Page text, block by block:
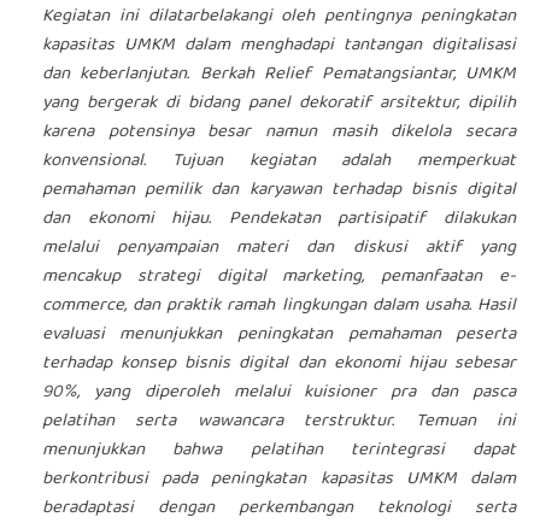
Kegiatan ini dilatarbelakangi oleh pentingnya peningkatan
kapasitas UMKM dalam menghadapi tantangan digitalisasi
dan keberlanjutan. Berkah Relief Pematangsiantar, UMKM
yang bergerak di bidang panel dekoratif arsitektur, dipilih
karena potensinya besar namun masih dikelola secara
konvensional. Tujuan kegiatan adalah memperkuat
pemahaman pemilik dan karyawan terhadap bisnis digital
dan ekonomi hijau. Pendekatan partisipatif dilakukan
melalui penyampaian materi dan diskusi aktif yang
mencakup strategi digital marketing, pemanfaatan e-
commerce, dan praktik ramah lingkungan dalam usaha. Hasil
evaluasi menunjukkan peningkatan pemahaman peserta
terhadap konsep bisnis digital dan ekonomi hijau sebesar
90%, yang diperoleh melalui kuisioner pra dan pasca
pelatihan serta wawancara terstruktur. Temuan ini
menunjukkan bahwa pelatihan terintegrasi dapat
berkontribusi pada peningkatan kapasitas UMKM dalam
beradaptasi dengan perkembangan teknologi serta